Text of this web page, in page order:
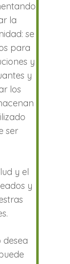
la
se
para
y
y
los
ser
y el
y
desea